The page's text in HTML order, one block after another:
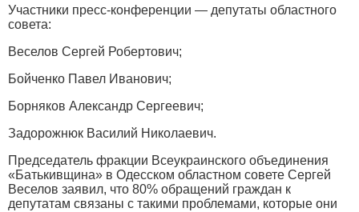
Участники пресс-конференции — депутаты областного
совета:
Веселов Сергей Робертович;
Бойченко Павел Иванович;
Борняков Александр Сергеевич;
Задорожнюк Василий Николаевич.
Председатель фракции Всеукраинского объединения
«Батькивщина» в Одесском областном совете Сергей
Веселов заявил, что 80% обращений граждан к
депутатам связаны с такими проблемами, которые они